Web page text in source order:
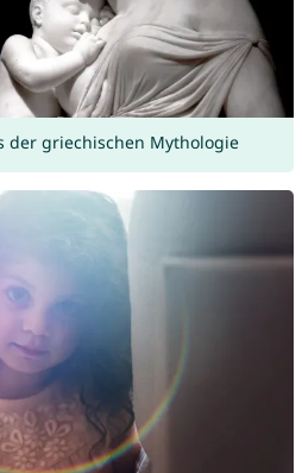
der griechischen Mythologie